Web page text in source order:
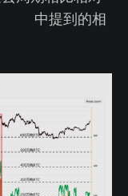
中提到的相